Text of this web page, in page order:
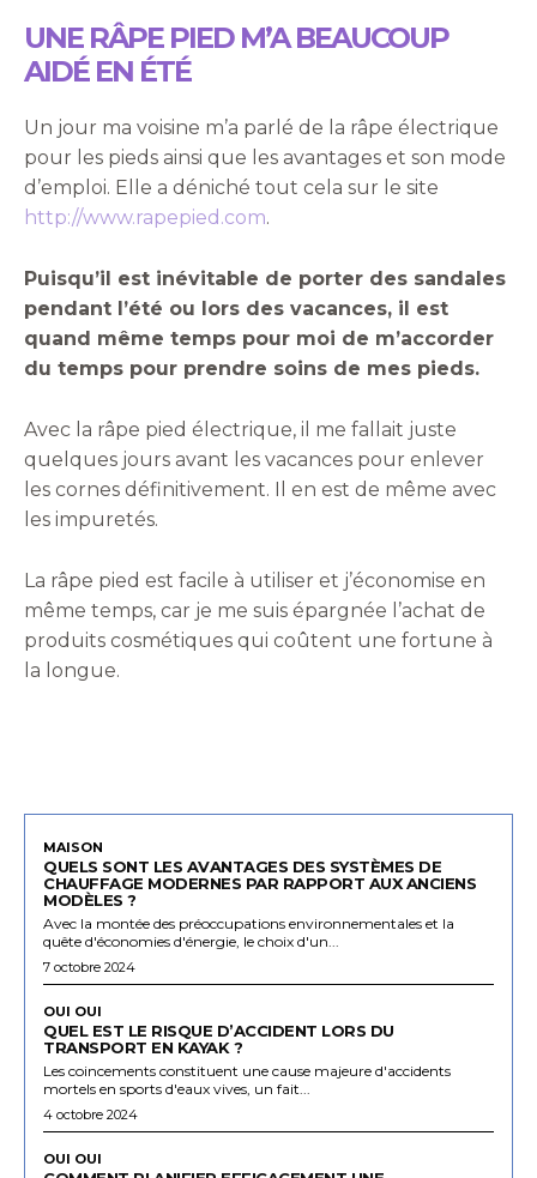
UNE RÂPE PIED M’A BEAUCOUP
AIDÉ EN ÉTÉ
Un jour ma voisine m’a parlé de la râpe électrique
pour les pieds ainsi que les avantages et son mode
d’emploi. Elle a déniché tout cela sur le site
http://www.rapepied.com.
Puisqu’il est inévitable de porter des sandales
pendant l’été ou lors des vacances, il est
quand même temps pour moi de m’accorder
du temps pour prendre soins de mes pieds.
Avec la râpe pied électrique, il me fallait juste
quelques jours avant les vacances pour enlever
les cornes définitivement. Il en est de même avec
les impuretés.
La râpe pied est facile à utiliser et j’économise en
même temps, car je me suis épargnée l’achat de
produits cosmétiques qui coûtent une fortune à
la longue.
MAISON
QUELS SONT LES AVANTAGES DES SYSTÈMES DE
CHAUFFAGE MODERNES PAR RAPPORT AUX ANCIENS
MODÈLES ?
Avec la montée des préoccupations environnementales et la
quête d'économies d'énergie, le choix d'un...
7 octobre 2024
OUI OUI
QUEL EST LE RISQUE D’ACCIDENT LORS DU
TRANSPORT EN KAYAK ?
Les coincements constituent une cause majeure d'accidents
mortels en sports d'eaux vives, un fait...
4 octobre 2024
OUI OUI